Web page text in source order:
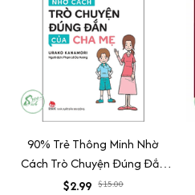
90% Trẻ Thông Minh Nhờ
Cách Trò Chuyện Đúng Đắn
Của Cha Mẹ
$2.99 $15.00